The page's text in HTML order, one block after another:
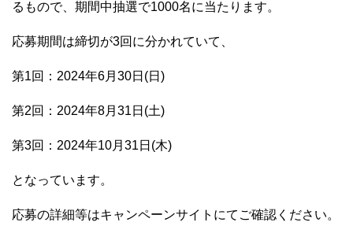
るもので、期間中抽選で1000名に当たります。
応募期間は締切が3回に分かれていて、
第1回：2024年6月30日(日)
第2回：2024年8月31日(土)
第3回：2024年10月31日(木)
となっています。
応募の詳細等はキャンペーンサイトにてご確認ください。